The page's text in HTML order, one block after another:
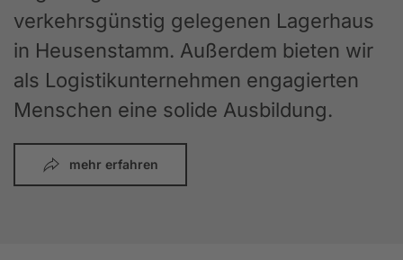
verkehrsgünstig gelegenen Lagerhaus
in Heusenstamm. Außerdem bieten wir
als Logistikunternehmen engagierten
Menschen eine solide Ausbildung.
mehr erfahren